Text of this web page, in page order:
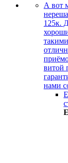
А вот
125к.
витой
нами